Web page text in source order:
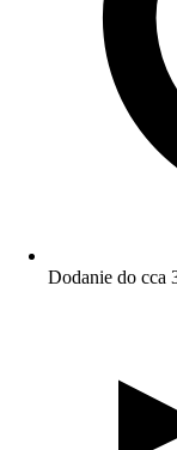
Dodanie do cca